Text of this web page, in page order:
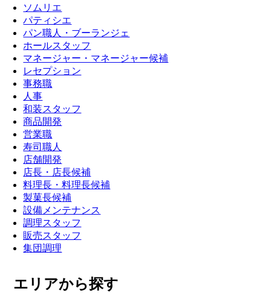
ソムリエ
パティシエ
パン職人・ブーランジェ
ホールスタッフ
マネージャー・マネージャー候補
レセプション
事務職
人事
和装スタッフ
商品開発
営業職
寿司職人
店舗開発
店長・店長候補
料理長・料理長候補
製菓長候補
設備メンテナンス
調理スタッフ
販売スタッフ
集団調理
エリアから探す